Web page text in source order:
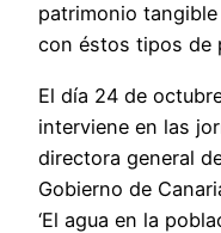
patrimonio
con éstos tipos de
El día 24 de
interviene en las
directora general
Gobierno de
‘El agua en la